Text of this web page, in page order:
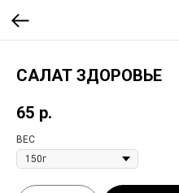
САЛАТ ЗДОРОВЬЕ
65 р.
ВЕС